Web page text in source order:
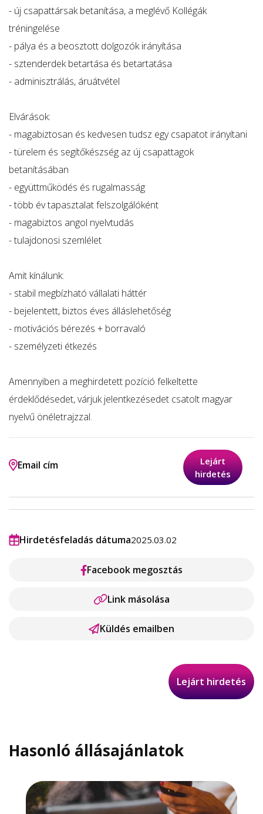
- új csapattársak betanítása, a meglévő Kollégák
tréningelése
- pálya és a beosztott dolgozók irányítása
- sztenderdek betartása és betartatása
- adminisztrálás, áruátvétel
Elvárások:
- magabiztosan és kedvesen tudsz egy csapatot irányítani
- türelem és segítőkészség az új csapattagok
betanításában
- együttműködés és rugalmasság
- több év tapasztalat felszolgálóként
- magabiztos angol nyelvtudás
- tulajdonosi szemlélet
Amit kínálunk:
- stabil megbízható vállalati háttér
- bejelentett, biztos éves álláslehetőség
- motivációs bérezés + borravaló
- személyzeti étkezés
Amennyiben a meghirdetett pozíció felkeltette
érdeklődésedet, várjuk jelentkezésedet csatolt magyar
nyelvű önéletrajzzal.
Email cím
Lejárt
hirdetés
Hirdetésfeladás dátuma2025.03.02
Facebook megosztás
Link másolása
Küldés emailben
Lejárt hirdetés
Hasonló állásajánlatok